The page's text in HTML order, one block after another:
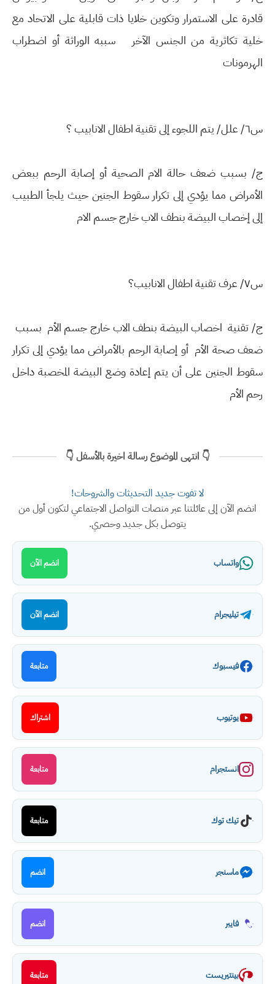
قادرة على الاستمرار وتكوين خلايا ذات قابلية على الاتحاد مع
خلية تكاثرية من الجنس الآخر سببه الوراثة أو اضطراب
الهرمونات
س٦/ علل/ يتم اللجوء إلى تقنية اطفال الانابيب ؟
ج/ بسبب ضعف حالة الام الصحية أو إصابة الرحم ببعض
الأمراض مما يؤدي إلى تكرار سقوط الجنين حيث يلجأ الطبيب
إلى إخصاب البيضة بنطف الاب خارج جسم الام
س٧/ عرف تقنية اطفال الانابيب؟
ج/ تقنية اخصاب البيضة بنطف الاب خارج جسم الأم بسبب
ضعف صحة الأم أو إصابة الرحم بالأمراض مما يؤدي إلى تكرار
سقوط الجنين على أن يتم إعادة وضع البيضة المخصبة داخل
رحم الأم
👇 انتهى الموضوع رسالة اخيرة بالأسفل 👇
لا تفوت جديد التحديثات والشروحات!
انضم الآن إلى عائلتنا عبر منصات التواصل الاجتماعي لتكون أول من
يتوصل بكل جديد وحصري.
واتساب انضم الآن
تيليجرام انضم الآن
فيسبوك متابعة
يوتيوب اشتراك
انستجرام متابعة
تيك توك متابعة
ماسنجر انضم
فايبر انضم
بينتيريست متابعة